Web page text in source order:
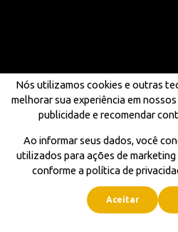
Nós utilizamos cookies e outras
melhorar sua experiência em
publicidade e recomendar
Ao informar seus dados, você
utilizados para ações de
conforme a política de
Aceitar